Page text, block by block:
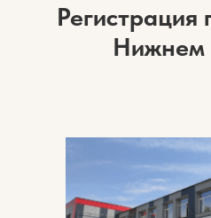
Регистрация
Нижнем